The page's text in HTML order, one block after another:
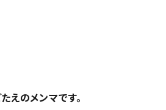
えのメンマです。